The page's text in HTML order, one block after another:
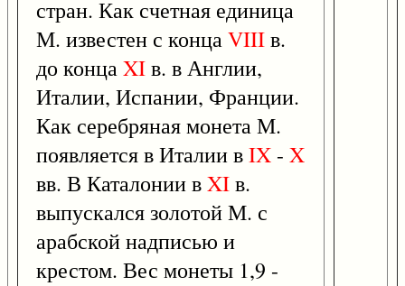
стран. Как счетная единица
М. известен с концаVIIIв.
до концаXIв. в Англии,
Италии, Испании, Франции.
Как серебряная монета М.
появляется в Италии вIX - X
вв. В Каталонии вXIв.
выпускался золотой М. с
арабской надписью и
крестом. Вес монеты 1,9 -